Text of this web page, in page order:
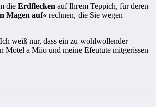
die Erdflecken auf Ihrem Teppich, für deren
Magen auf« rechnen, die Sie wegen
weiß nur, dass ein zu wohlwollender
Motel a Miio und meine Efeutute mitgerissen